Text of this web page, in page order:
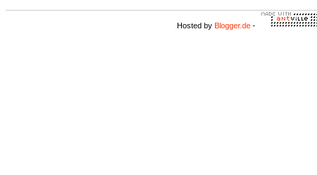
Hosted by Blogger.de -